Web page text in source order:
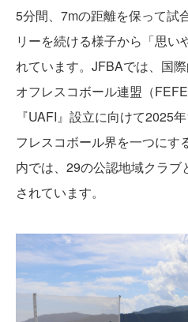
5分間、7mの距離を保って試
リーを続ける様子から「思い
れています。JFBAでは、国
オフレスコボール連盟（
『UAFI』設立に向けて2025
フレスコボール界を一つにす
内では、29の公認地域クラ
されています。